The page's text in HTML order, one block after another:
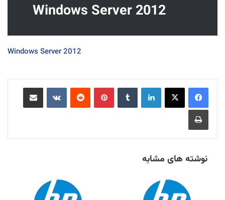
Windows Server 2012
Windows Server 2012
لینکدین ‫پین‌ترست ‫رددیت
چاپ
نوشته های مشابه